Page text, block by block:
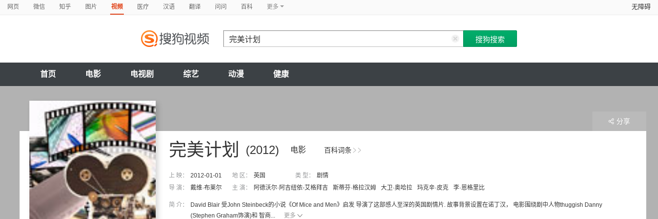
网页 微信 知乎 图片 视频 医疗 汉语 翻译 问问 百科 更多 无障碍
首页 电影 电视剧 综艺 动漫 健康
百科词条
(2012) 电影
完美计划
上 映： 2012-01-01 地 区： 英国 类 型：
剧情
导 演：
戴维·布莱尔 主 演： 阿德沃尔·阿吉纽依-艾格拜吉 斯蒂芬·格拉汉姆 大卫·奥哈拉 玛克辛·皮克 李·恩格里比
简 介：
David Blair 受John Steinbeck的小说《Of Mice and Men》启发 导演了这部感人至深的英国剧情片. 故事背景设置在诺丁汉， 电影围绕剧中人物thuggish Danny
(Stephen Graham饰演)和 智商...
更多
分享